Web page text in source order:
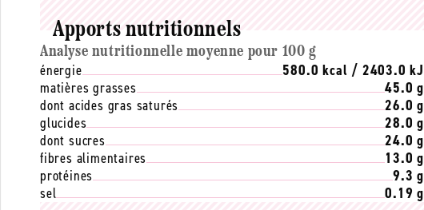
Apports nutritionnels
Analyse nutritionnelle moyenne pour 100 g
énergie
580.0 kcal / 2403.0 kJ
matières grasses
45.0 g
dont acides gras saturés
26.0 g
glucides
28.0 g
dont sucres
24.0 g
fibres alimentaires
13.0 g
protéines
9.3 g
sel
0.19 g